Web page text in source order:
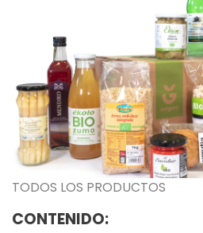
TODOS LOS PRODUCTOS
CONTENIDO: